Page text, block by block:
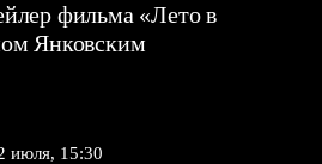
фильма «Лето в
Янковским
июля, 15:30